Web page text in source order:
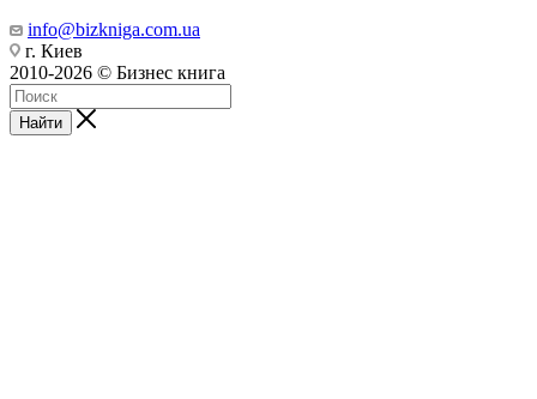
info@bizkniga.com.ua
г. Киев
2010-2026 © Бизнес книга
Найти